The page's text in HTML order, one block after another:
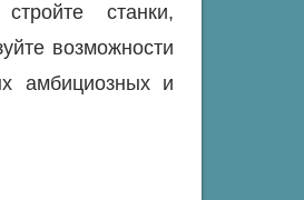
станки,
возможности
амбициозных и